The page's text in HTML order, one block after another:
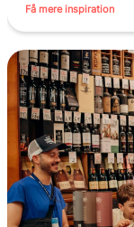
Få mere inspiration